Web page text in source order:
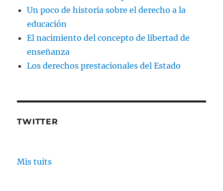
Un poco de historia sobre el derecho a la
educación
El nacimiento del concepto de libertad de
enseñanza
Los derechos prestacionales del Estado
TWITTER
Mis tuits